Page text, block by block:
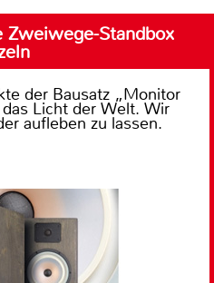
Zweiwege-Standbox
der Bausatz „Monitor
Licht der Welt. Wir
aufleben zu lassen.